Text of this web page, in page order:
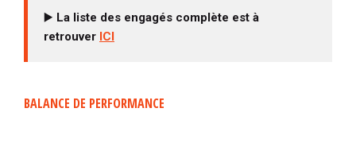
▶️ La liste des engagés complète est à
retrouver ICI
BALANCE DE PERFORMANCE